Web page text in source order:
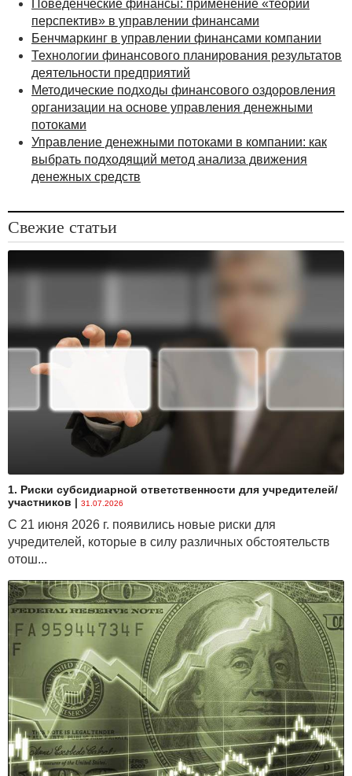
Поведенческие финансы: применение «теории
перспектив» в управлении финансами
Бенчмаркинг в управлении финансами компании
Технологии финансового планирования результатов
деятельности предприятий
Методические подходы финансового оздоровления
организации на основе управления денежными
потоками
Управление денежными потоками в компании: как
выбрать подходящий метод анализа движения
денежных средств
Свежие статьи
1. Риски субсидиарной ответственности для учредителей/
участников | 31.07.2026
С 21 июня 2026 г. появились новые риски для
учредителей, которые в силу различных обстоятельств
отош...